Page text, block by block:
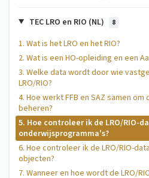
TEC LRO en RIO (NL) 8
1. Wat is het LRO en het RIO?
2. Wat is een HO-opleiding en een
3. Welke data wordt door wie
LRO/RIO?
4. Hoe werkt FFB en SAZ samen
beheren?
5. Hoe controleer ik de LRO/RIO-
onderwijsprogramma's?
6. Hoe controleer ik de LRO/RIO-
objecten?
7. Wanneer en hoe wordt de LRO/